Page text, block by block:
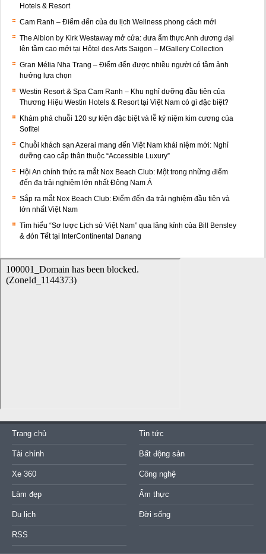
Hotels & Resort
Cam Ranh – Điểm đến của du lịch Wellness phong cách mới
The Albion by Kirk Westaway mở cửa: đưa ẩm thực Anh đương đại
lên tầm cao mới tại Hôtel des Arts Saigon – MGallery Collection
Gran Mélia Nha Trang – Điểm đến được nhiều người có tầm ảnh
hưởng lựa chọn
Westin Resort & Spa Cam Ranh – Khu nghỉ dưỡng đầu tiên của
Thương Hiệu Westin Hotels & Resort tại Việt Nam có gì đặc biệt?
Khám phá chuỗi 120 sự kiện đặc biệt và lễ kỷ niệm kim cương của
Sofitel
Chuỗi khách sạn Azerai mang đến Việt Nam khái niệm mới: Nghỉ
dưỡng cao cấp thân thuộc “Accessible Luxury”
Hội An chính thức ra mắt Nox Beach Club: Một trong những điểm
đến đa trải nghiệm lớn nhất Đông Nam Á
Sắp ra mắt Nox Beach Club: Điểm đến đa trải nghiệm đầu tiên và
lớn nhất Việt Nam
Tìm hiểu “Sơ lược Lịch sử Việt Nam” qua lăng kính của Bill Bensley
& đón Tết tại InterContinental Danang
Trang chủ Tin tức
Tài chính Bất động sản
Xe 360 Công nghệ
Làm đẹp Ẩm thực
Du lịch Đời sống
RSS